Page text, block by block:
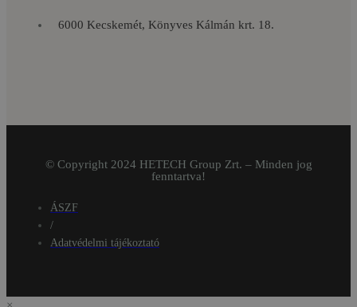
6000 Kecskemét, Könyves Kálmán krt. 18.
© Copyright 2024 HETECH Group Zrt. – Minden jog
fenntartva!
ÁSZF
/
Adatvédelmi tájékoztató